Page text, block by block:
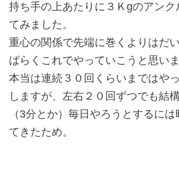
持ち手の上あたりに３Ｋgのアンク
てみました。
重心の関係で先端に巻くよりはだ
ばらくこれでやっていこうと思いま
本当は連続３０回くらいまではや
しますが、左右２０回ずつでも結
（3分とか）毎日やろうとするに
てきたため。